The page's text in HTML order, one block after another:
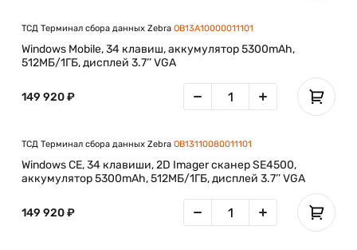
Оптимизированная эргономичность
Эргономические показатели очень важны для
эффективной и продуктивной работы разъездных
сотрудников. Omnii XT15 отличается сбалансированной
ТСД Терминал сбора данных Zebra OB13A10000011101
Windows Mobile, 34 клавиш, аккумулятор 5300mAh,
512МБ/1ГБ, дисплей 3.7’’ VGA
149 920 ₽
ТСД Терминал сбора данных Zebra OB13110080011101
Windows CE, 34 клавиши, 2D Imager сканер SE4500,
аккумулятор 5300mAh, 512МБ/1ГБ, дисплей 3.7’’ VGA
149 920 ₽